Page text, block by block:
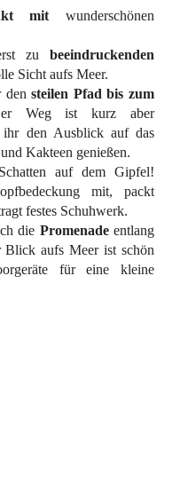
mit wunderschönen
zu beeindruckenden
Sicht aufs Meer.
densteilen Pfad bis zum
Weg ist kurz aber
ihr den Ausblick auf das
Kakteen genießen.
auf dem Gipfel!
mit, packt
festes Schuhwerk.
die Promenadeentlang
aufs Meer ist schön
für eine kleine